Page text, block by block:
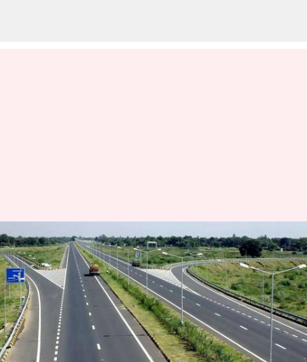
लखनऊ-कानपुर एक्सप्रेसवे पर होगा
3D AMG टेक्नोलॉजी का इस्तेमाल,
क्या है इसका मतलब?
लेखन प्राणेश तिवारी Jan 03, 2022 09:03 pm
क्या है खबर?